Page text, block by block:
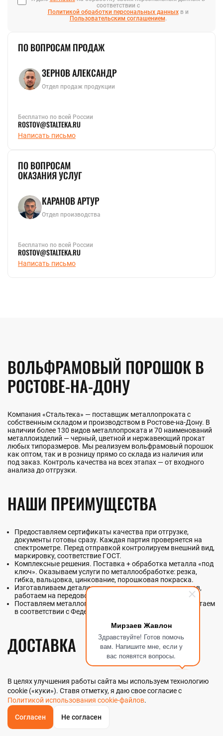
Мирзаев Жавлон
Здравствуйте! Готов помочь
вам. Напишите мне, если у
вас появятся вопросы.
ОБРАТНЫЙЗВОНОК
соответствии с
Политикой обработки персональных данныхв и
Пользовательским соглашением.
ПО ВОПРОСАМ ПРОДАЖ
ЗЕРНОВ АЛЕКСАНДР
Отдел продаж продукции
Бесплатно по всей России
ROSTOV@STALTEKA.RU
Написать письмо
ПО ВОПРОСАМ
ОКАЗАНИЯ УСЛУГ
КАРАНОВ АРТУР
Отдел производства
Бесплатно по всей России
ROSTOV@STALTEKA.RU
Написать письмо
ВОЛЬФРАМОВЫЙ ПОРОШОК В
РОСТОВЕ-НА-ДОНУ
Компания «Стальтека» — поставщик металлопроката с
собственным складом и производством в Ростове-на-Дону. В
наличии более 130 видов металлопроката и 70 наименований
металлоизделий — черный, цветной и нержавеющий прокат
любых типоразмеров. Мы реализуем вольфрамовый порошок
как оптом, так и в розницу прямо со склада из наличия или
под заказ. Контроль качества на всех этапах — от входного
анализа до отгрузки.
НАШИ ПРЕИМУЩЕСТВА
Предоставляем сертификаты качества при отгрузке,
документы готовы сразу. Каждая партия проверяется на
спектрометре. Перед отправкой контролируем внешний вид,
маркировку, соответствие ГОСТ.
Комплексные решения. Поставка + обработка металла «под
ключ». Оказываем услуги по металлообработке: резка,
гибка, вальцовка, цинкование, порошковая покраска.
Изготавливаем детали по чертежам и эскизам клиентов,
работаем на передовом оборудовании.
Поставляем металлопрокат для Гособоронзаказа, работаем
в соответствии с Федеральным законом №275.
ДОСТАВКА
сроки — от 2 до 7 дней. Собственный автопарк и партнерство с
логистическими компаниями: Деловые Линии, РЖД, ТК «КИТ»
и другими. Доставляем автотранспортом, ЖД, морем и авиа.
Все грузы страхуем и тщательно упаковываем. Возможен
самовывоз со склада.
Главная
В целях улучшения работы сайта мы используем технологию
cookie («куки»). Ставя отметку, я даю свое согласие с
Политикой использования cookie-файлов.
Согласен Не согласен